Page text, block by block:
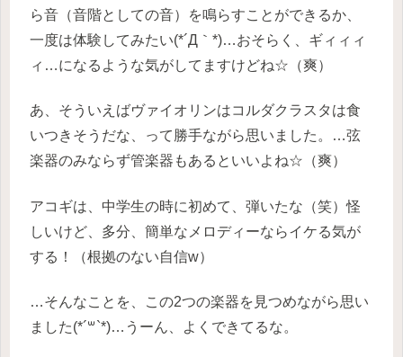
ら音（音階としての音）を鳴らすことができるか、
一度は体験してみたい(*´Д｀*)…おそらく、ギィィィ
ィ…になるような気がしてますけどね☆（爽）
あ、そういえばヴァイオリンはコルダクラスタは食
いつきそうだな、って勝手ながら思いました。…弦
楽器のみならず管楽器もあるといいよね☆（爽）
アコギは、中学生の時に初めて、弾いたな（笑）怪
しいけど、多分、簡単なメロディーならイケる気が
する！（根拠のない自信w）
…そんなことを、この2つの楽器を見つめながら思い
ました(*´꒳`*)…うーん、よくできてるな。